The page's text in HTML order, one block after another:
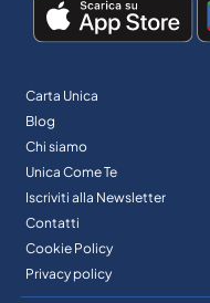
Carta Unica
Blog
Chi siamo
Unica Come Te
Iscriviti alla Newsletter
Contatti
Cookie Policy
Privacy policy